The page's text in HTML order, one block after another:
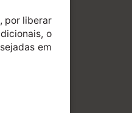
por liberar
o
em